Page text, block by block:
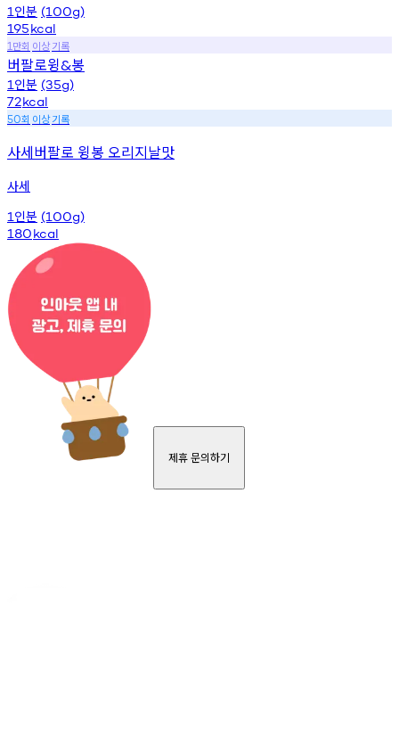
1 인분 (100g)
195kcal
1 만회 이상기록
버팔로윙&봉
1 인분 (35g)
72kcal
50회 이상기록
사세버팔로 윙봉 오리지날맛
사세
1 인분 (100g)
180kcal
제휴 문의하기